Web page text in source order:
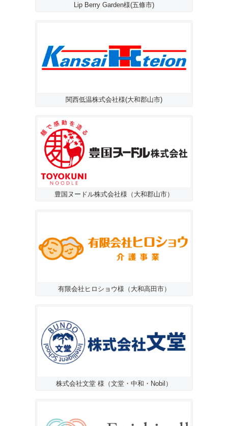
Lip Berry Garden様(五條市)
関西低温株式会社様(大和郡山市)
豊国ヌードル株式会社様（大和郡山市）
有限会社ヒロショウ様（大和高田市）
株式会社文堂 様（文堂・中和・Nobil）